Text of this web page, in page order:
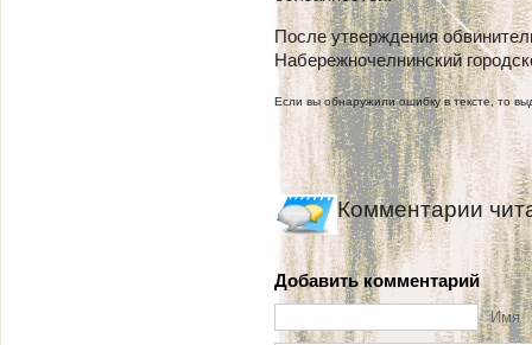
После утверждения
Набережночелнинский
Если вы обнаружили ошибку в тексте, то
Комментарии
Добавить комментарий
Имя